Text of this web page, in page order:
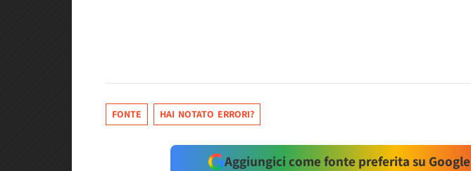
FONTE HAI NOTATO ERRORI?
Aggiungici come fonte preferita su Google